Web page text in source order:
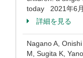
today 2021年6月
詳細を見る
Nagano A,
M, Sugita K,